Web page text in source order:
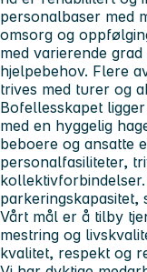
personalbaser med
omsorg og
med varierende
hjelpebehov. Flere
trives med turer og
Bofellesskapet
med en hyggelig
beboere og ansatte
personalfasiliteter,
Vårt mål er å tilby
mestring og
kvalitet, respekt og